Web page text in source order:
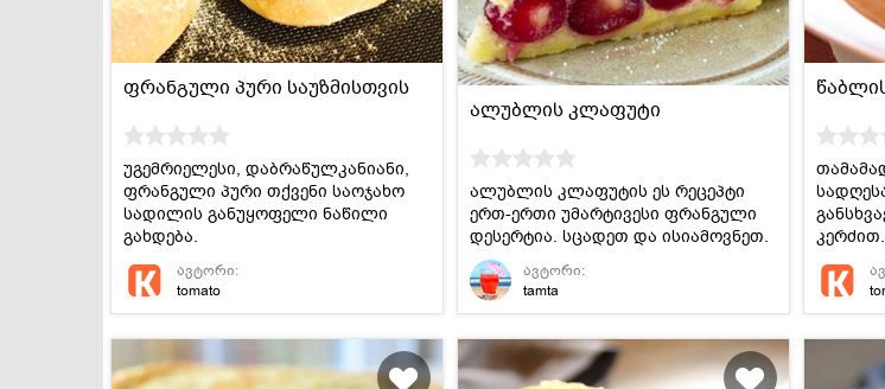
ფრანგული პური საუზმისთვის
უგემრიელესი, დაბრაწულკანიანი,
ფრანგული პური თქვენი საოჯახო
სადილის განუყოფელი ნაწილი
გახდება.
ავტორი:
tomato
კერძით.
ალუბლის კლაფუტი
ალუბლის კლაფუტის ეს რეცეპტი
ერთ-ერთი უმარტივესი ფრანგული
დესერტია. სცადეთ და ისიამოვნეთ.
ავტორი:
tamta